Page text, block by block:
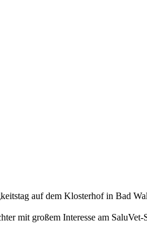
auf dem Klosterhof in Bad
mit großem Interesse am